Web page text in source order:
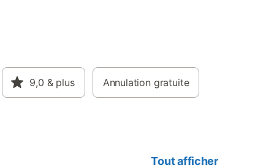
9,0 & plus Annulation gratuite
Tout afficher